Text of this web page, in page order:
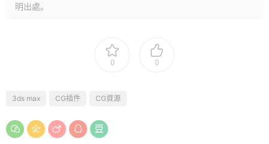
明出處。
0 0
3ds max CG插件 CG資源